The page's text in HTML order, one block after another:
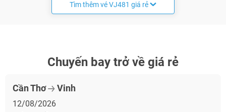
Tìm thêm vé VJ481 giá rẻ
Chuyến bay trở về giá rẻ
Cần Thơ Vinh
12/08/2026